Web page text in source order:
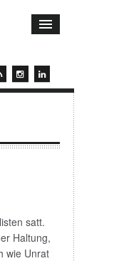
satt.
Haltung,
wie Unrat